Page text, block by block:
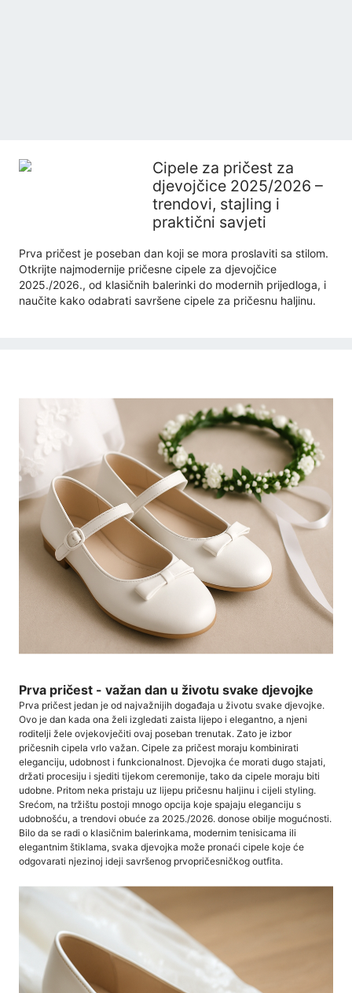
Cipele za pričest za
djevojčice 2025/2026 –
trendovi, stajling i
praktični savjeti
Prva pričest je poseban dan koji se mora proslaviti sa stilom.
Otkrijte najmodernije pričesne cipele za djevojčice
2025./2026., od klasičnih balerinki do modernih prijedloga, i
naučite kako odabrati savršene cipele za pričesnu haljinu.
Prva pričest - važan dan u životu svake djevojke
Prva pričest jedan je od najvažnijih događaja u životu svake djevojke.
Ovo je dan kada ona želi izgledati zaista lijepo i elegantno, a njeni
roditelji žele ovjekovječiti ovaj poseban trenutak. Zato je izbor
pričesnih cipela vrlo važan. Cipele za pričest moraju kombinirati
eleganciju, udobnost i funkcionalnost. Djevojka će morati dugo stajati,
držati procesiju i sjediti tijekom ceremonije, tako da cipele moraju biti
udobne. Pritom neka pristaju uz lijepu pričesnu haljinu i cijeli styling.
Srećom, na tržištu postoji mnogo opcija koje spajaju eleganciju s
udobnošću, a trendovi obuće za 2025./2026. donose obilje mogućnosti.
Bilo da se radi o klasičnim balerinkama, modernim tenisicama ili
elegantnim štiklama, svaka djevojka može pronaći cipele koje će
odgovarati njezinoj ideji savršenog prvopričesničkog outfita.